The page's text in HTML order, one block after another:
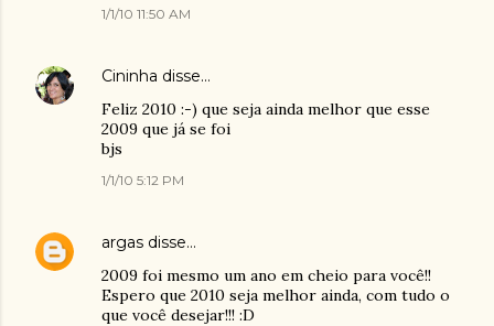
1/1/10 11:50 AM
Cininha disse…
Feliz 2010 :-) que seja ainda melhor que esse
2009 que já se foi
bjs
1/1/10 5:12 PM
argas disse…
2009 foi mesmo um ano em cheio para você!!
Espero que 2010 seja melhor ainda, com tudo o
que você desejar!!! :D